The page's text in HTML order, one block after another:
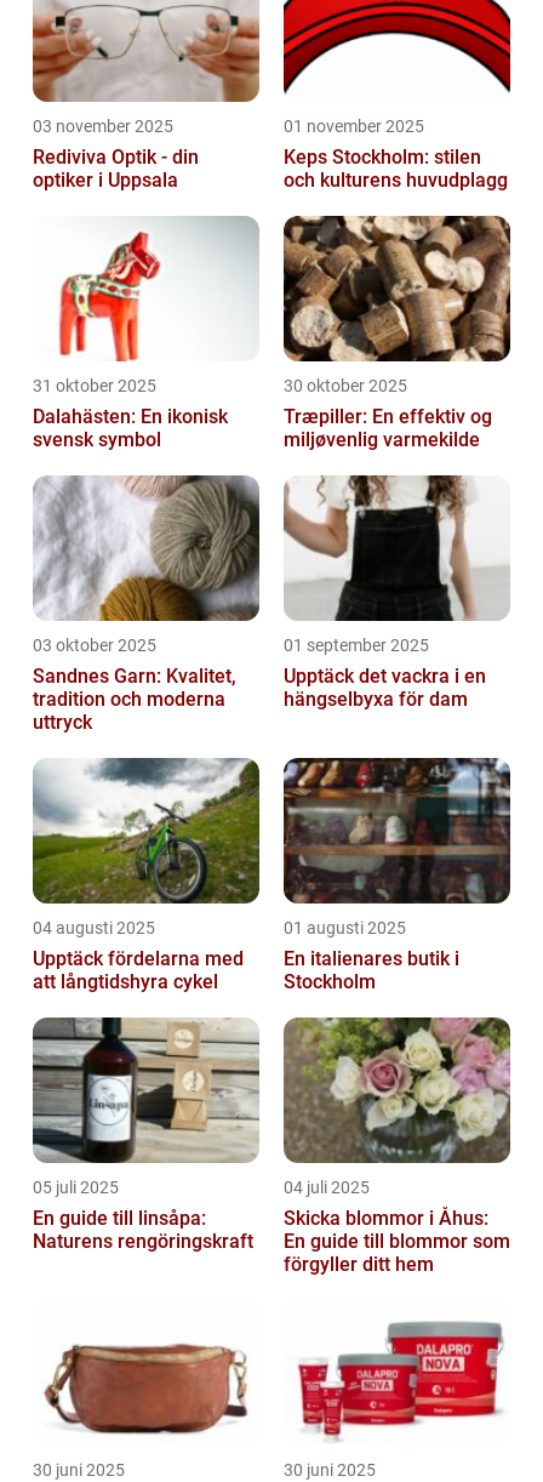
03 november 2025
Rediviva Optik - din
optiker i Uppsala
01 november 2025
Keps Stockholm: stilen
och kulturens huvudplagg
31 oktober 2025
Dalahästen: En ikonisk
svensk symbol
30 oktober 2025
Træpiller: En effektiv og
miljøvenlig varmekilde
03 oktober 2025
Sandnes Garn: Kvalitet,
tradition och moderna
uttryck
01 september 2025
Upptäck det vackra i en
hängselbyxa för dam
04 augusti 2025
Upptäck fördelarna med
att långtidshyra cykel
01 augusti 2025
En italienares butik i
Stockholm
05 juli 2025
En guide till linsåpa:
Naturens rengöringskraft
04 juli 2025
Skicka blommor i Åhus:
En guide till blommor som
förgyller ditt hem
30 juni 2025 30 juni 2025